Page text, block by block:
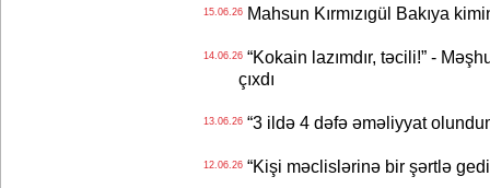
15.06.26Mahsun Kırmızıgül Bakıya
14.06.26“Kokain lazımdır, təcili!” -
çıxdı
13.06.26“3 ildə 4 dəfə əməliyyat
12.06.26“Kişi məclislərinə bir şərtlə